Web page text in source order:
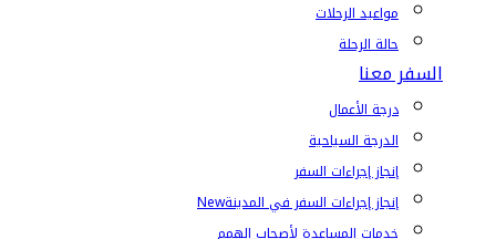
مواعيد الرحلات
حالة الرحلة
السفر معنا
درجة الأعمال
الدرجة السياحية
إنجاز إجراءات السفر
إنجاز إجراءات السفر في المدينةNew
خدمات المساعدة لأصحاب الهمم